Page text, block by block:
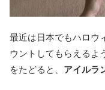
最近は日本でもハロウ
ウントしてもらえるよ
をたどると、 アイルラ